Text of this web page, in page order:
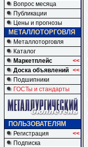
Вопрос месяца
Публикации
Цены и прогнозы
МЕТАЛЛОТОРГОВЛЯ
Металлоторговля
Каталог
Маркетплейс
<<
Доска объявлений <<
Подшипники
ГОСТы и стандарты
ПОЛЬЗОВАТЕЛЯМ
Регистрация
<<
Подписка